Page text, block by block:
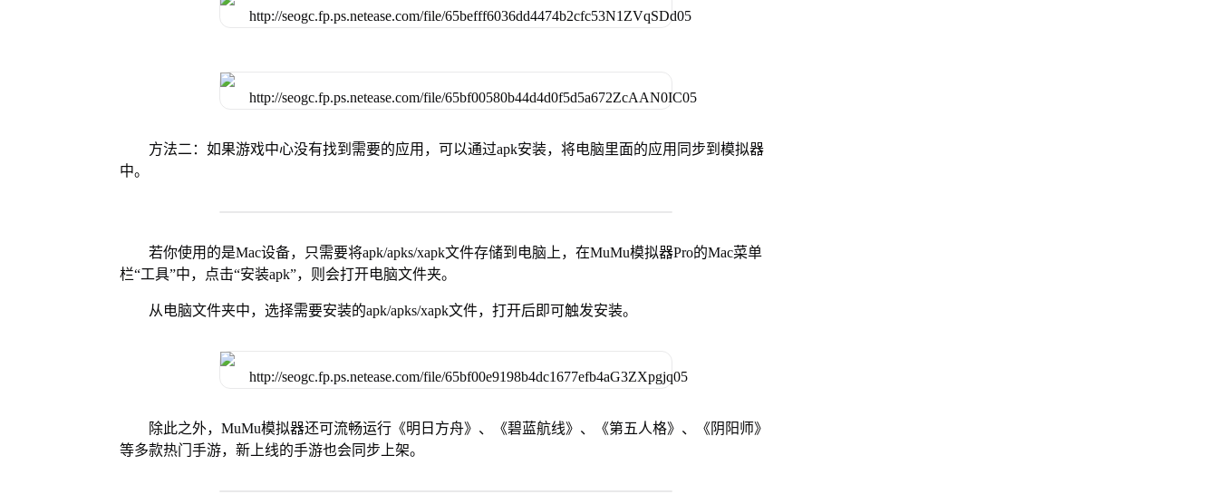
方法二：如果游戏中心没有找到需要的应用，可以通过apk安装，将电脑里面的应用同步到模拟器
中。
若你使用的是Mac设备，只需要将apk/apks/xapk文件存储到电脑上，在MuMu模拟器Pro的Mac菜单
栏“工具”中，点击“安装apk”，则会打开电脑文件夹。
从电脑文件夹中，选择需要安装的apk/apks/xapk文件，打开后即可触发安装。
除此之外，MuMu模拟器还可流畅运行《明日方舟》、《碧蓝航线》、《第五人格》、《阴阳师》
等多款热门手游，新上线的手游也会同步上架。